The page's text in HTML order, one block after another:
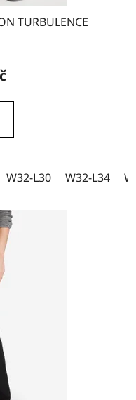
TURBULENCE
W32-L30 W32-L34